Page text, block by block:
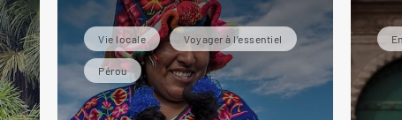
Vie locale Voyager à l’essentiel
Pérou